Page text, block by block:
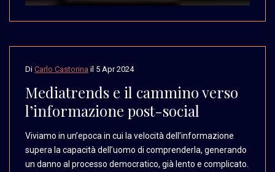
Di Carlo Castorina il 5 Apr 2024
Mediatrends e il cammino verso
l’informazione post-social
Viviamo in un’epoca in cui la velocità dell’informazione
supera la capacità dell’uomo di comprenderla, generando
un danno al processo democratico, già lento e complicato.